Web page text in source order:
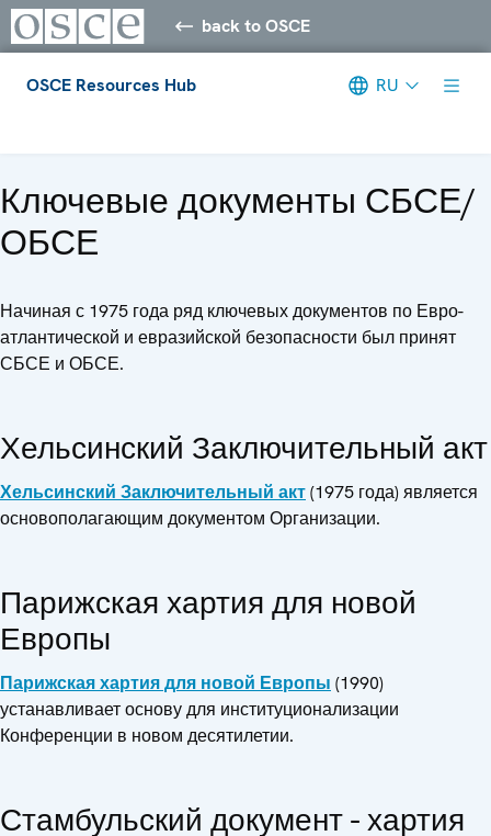
back to OSCE
OSCE Resources Hub RU
Ключевые документы СБСЕ/
ОБСЕ
Начиная с 1975 года ряд ключевых документов по Евро-
атлантической и евразийской безопасности был принят
СБСЕ и ОБСЕ.
Хельсинский Заключительный акт
Хельсинский Заключительный акт(1975 года) является
основополагающим документом Организации.
Парижская хартия для новой
Европы
Парижская хартия для новой Европы (1990)
устанавливает основу для институционализации
Конференции в новом десятилетии.
Стамбульский документ - хартия